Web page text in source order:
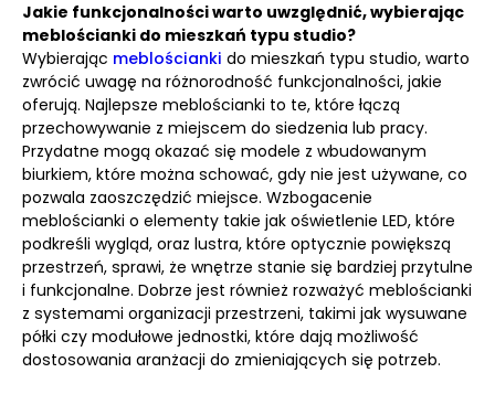
Jakie funkcjonalności warto uwzględnić, wybierając
meblościanki do mieszkań typu studio?
Wybierając meblościanki do mieszkań typu studio, warto
zwrócić uwagę na różnorodność funkcjonalności, jakie
oferują. Najlepsze meblościanki to te, które łączą
przechowywanie z miejscem do siedzenia lub pracy.
Przydatne mogą okazać się modele z wbudowanym
biurkiem, które można schować, gdy nie jest używane, co
pozwala zaoszczędzić miejsce. Wzbogacenie
meblościanki o elementy takie jak oświetlenie LED, które
podkreśli wygląd, oraz lustra, które optycznie powiększą
przestrzeń, sprawi, że wnętrze stanie się bardziej przytulne
i funkcjonalne. Dobrze jest również rozważyć meblościanki
z systemami organizacji przestrzeni, takimi jak wysuwane
półki czy modułowe jednostki, które dają możliwość
dostosowania aranżacji do zmieniających się potrzeb.